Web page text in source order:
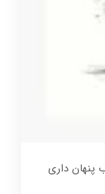
پنهان داری